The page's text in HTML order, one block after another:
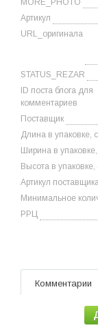
MORE_PHOTO
Артикул
URL_оригинала
STATUS_REZAR
ID поста блога для
комментариев
Поставщик
Длина в упаковке,
Ширина в
Высота в упаковке,
Артикул
Минимальное
РРЦ
Комментарии